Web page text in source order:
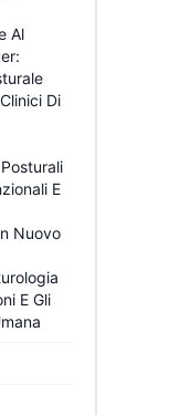
Al
Di
E
Nuovo
E Gli